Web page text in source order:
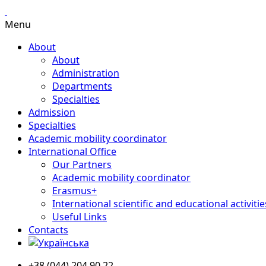
Menu
About
About
Administration
Departments
Specialties
Admission
Specialties
Academic mobility coordinator
International Office
Our Partners
Academic mobility coordinator
Erasmus+
International scientific and educational
Useful Links
Contacts